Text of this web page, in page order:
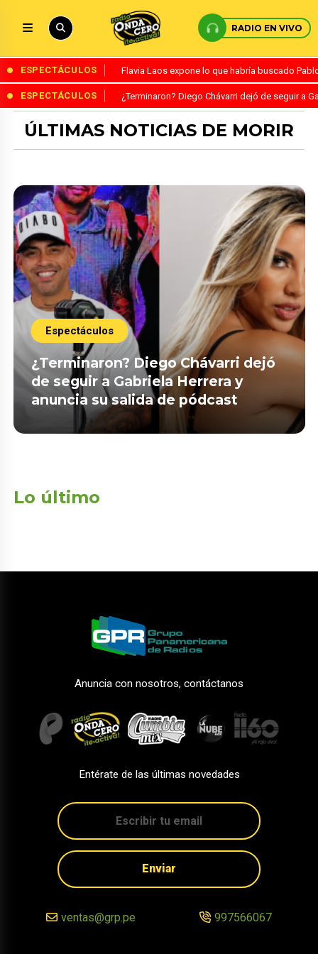
RADIO EN VIVO
ESPECTÁCULOS Flavia Laos expone lo que habría buscado
ESPECTÁCULOS ¿Terminaron? Diego Chávarri dejó de seguir a
ÚLTIMAS NOTICIAS DE MORIR
Espectáculos
¿Terminaron? Diego Chávarri dejó
de seguir a Gabriela Herrera y
anuncia su salida de pódcast
Lo último
Anuncia con nosotros, contáctanos
Entérate de las últimas novedades
Enviar
ventas@grp.pe 997566067